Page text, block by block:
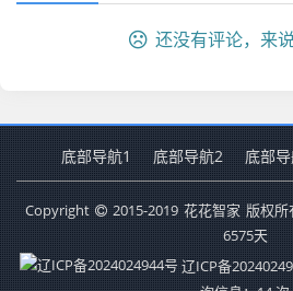
还没有评论，来
底部导航1 底部导航2 底部
Copyright 2015-2019 花花智家 版权所
6575天
辽ICP备